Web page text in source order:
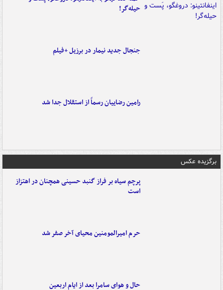
حیله‌گر!
جنجال جدید نیمار در برزیل +فیلم
رامین رضاییان رسماً از استقلال جدا شد
برگزیده عکس
پرچم سیاه بر فراز گنبد حسینی همچنان در اهتزاز
است
حرم امیرالمومنین محیای آخر صفر شد
حال و هوای سامرا بعد از ایام اربعین